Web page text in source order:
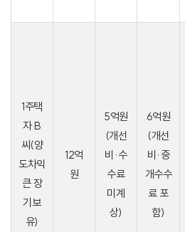
1주택
자 B
씨(양
도차익
큰 장
기보
유)
12억
원
5억원
(개선
비·수
수료
미계
상)
6억원
(개선
비·중
개수수
료 포
함)